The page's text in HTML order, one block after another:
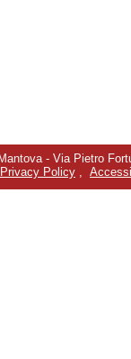
- Via Pietro
Privacy Policy ,